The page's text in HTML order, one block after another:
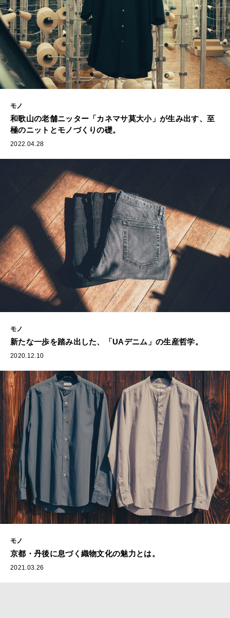
モノ
和歌山の老舗ニッター「カネマサ莫大小」が生み出す、至
極のニットとモノづくりの礎。
2022.04.28
モノ
新たな一歩を踏み出した、「UAデニム」の生産哲学。
2020.12.10
モノ
京都・丹後に息づく織物文化の魅力とは。
2021.03.26